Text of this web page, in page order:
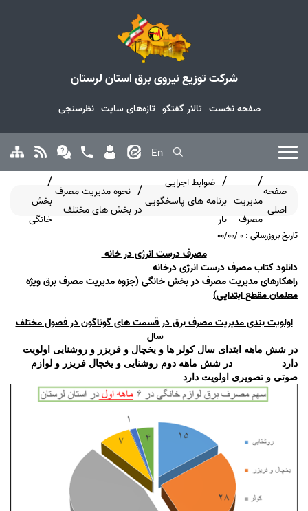
صفحه نخست تالار گفتگو تازه‌های سایت نظرسنجی
شرکت توزیع نیروی برق استان لرستان
En
صفحه
اصلی
مدیریت
مصرف
ضوابط اجرایی
برنامه های پاسخگویی
بار
نحوه مدیریت مصرف
در بخش های مختلف
بخش
خانگی
تاریخ بروزرسانی : 0 /00/00
مصرف درست انرژی در خانه
دانلود کتاب مصرف درست انرژی درخانه
راهکارهای مدیریت مصرف در بخش خانگی (جزوه مدیریت مصرف برق ویژه
معلمان مقطع ابتدایی)
اولویت بندی مدیریت مصرف برق در قسمت های گوناگون در فصول مختلف
سال
در شش ماهه ابتدای سال کولر ها و یخچال و فریزر و روشنایی اولویت
دارد در شش ماهه دوم روشنایی و یخچال فریزر و لوازم
صوتی و تصویری اولویت دارد